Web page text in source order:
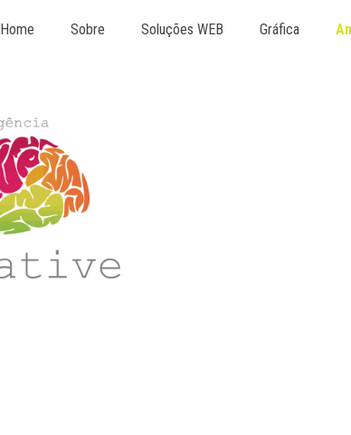
Home Sobre Soluções WEB Gráfica